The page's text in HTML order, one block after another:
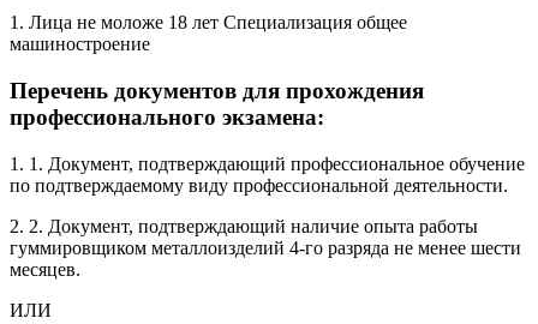
1. Лица не моложе 18 лет Специализация общее
машиностроение
Перечень документов для прохождения
профессионального экзамена:
1. 1. Документ, подтверждающий профессиональное обучение
по подтверждаемому виду профессиональной деятельности.
2. 2. Документ, подтверждающий наличие опыта работы
гуммировщиком металлоизделий 4-го разряда не менее шести
месяцев.
ИЛИ